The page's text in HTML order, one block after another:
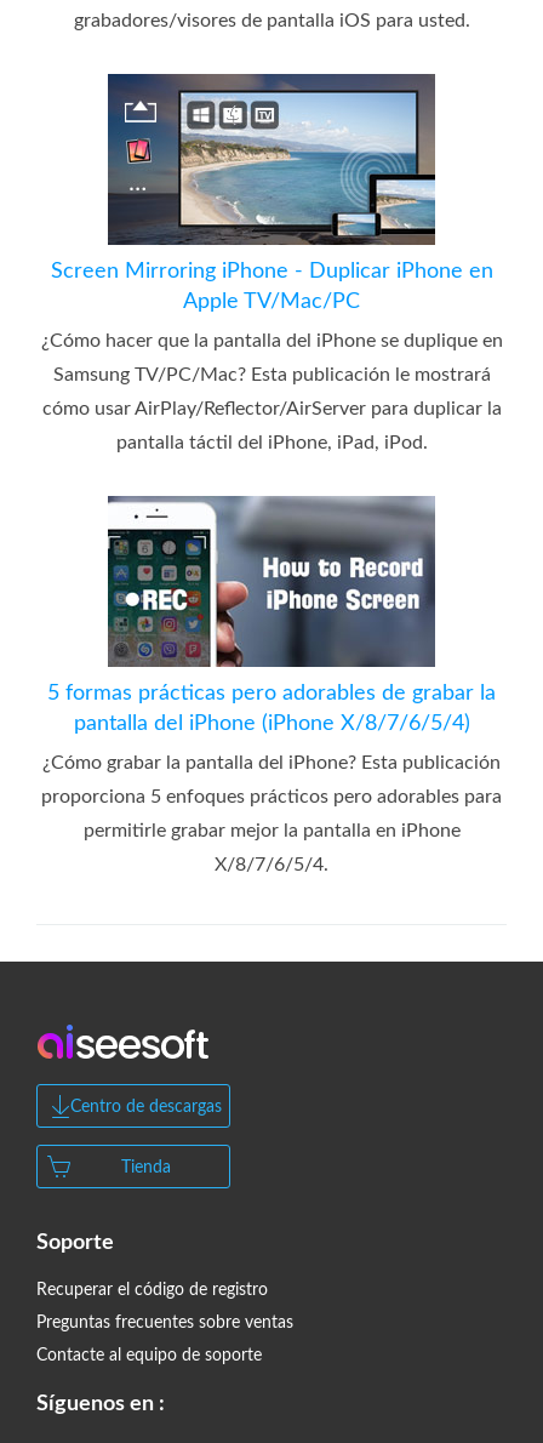
grabadores/visores de pantalla iOS para usted.
Screen Mirroring iPhone - Duplicar iPhone en
Apple TV/Mac/PC
¿Cómo hacer que la pantalla del iPhone se duplique en
Samsung TV/PC/Mac? Esta publicación le mostrará
cómo usar AirPlay/Reflector/AirServer para duplicar la
pantalla táctil del iPhone, iPad, iPod.
5 formas prácticas pero adorables de grabar la
pantalla del iPhone (iPhone X/8/7/6/5/4)
¿Cómo grabar la pantalla del iPhone? Esta publicación
proporciona 5 enfoques prácticos pero adorables para
permitirle grabar mejor la pantalla en iPhone
X/8/7/6/5/4.
Centro de descargas
Tienda
Soporte
Recuperar el código de registro
Preguntas frecuentes sobre ventas
Contacte al equipo de soporte
Síguenos en :